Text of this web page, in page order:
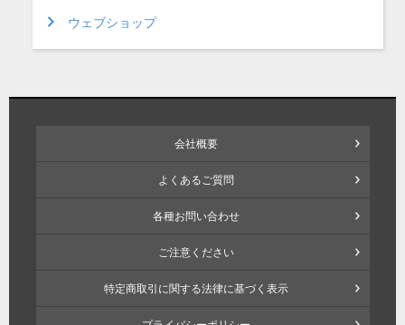
ウェブショップ
会社概要
よくあるご質問
各種お問い合わせ
ご注意ください
特定商取引に関する法律に基づく表示